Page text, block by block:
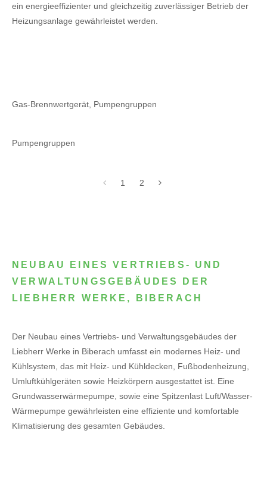
ein energieeffizienter und gleichzeitig zuverlässiger Betrieb der
Heizungsanlage gewährleistet werden.
Gas-Brennwertgerät, Pumpengruppen
Pumpengruppen
1 2
NEUBAU EINES VERTRIEBS- UND
VERWALTUNGSGEBÄUDES DER
LIEBHERR WERKE, BIBERACH
Der Neubau eines Vertriebs- und Verwaltungsgebäudes der
Liebherr Werke in Biberach umfasst ein modernes Heiz- und
Kühlsystem, das mit Heiz- und Kühldecken, Fußbodenheizung,
Umluftkühlgeräten sowie Heizkörpern ausgestattet ist. Eine
Grundwasserwärmepumpe, sowie eine Spitzenlast Luft/Wasser-
Wärmepumpe gewährleisten eine effiziente und komfortable
Klimatisierung des gesamten Gebäudes.